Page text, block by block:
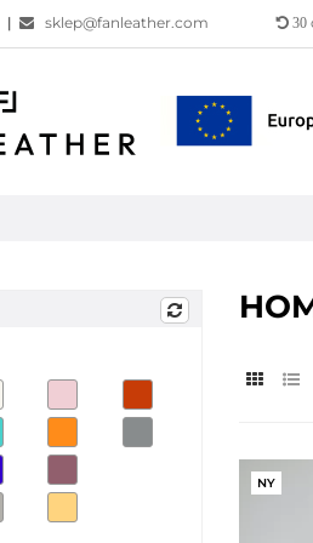
| sklep@fanleather.com 30
NY